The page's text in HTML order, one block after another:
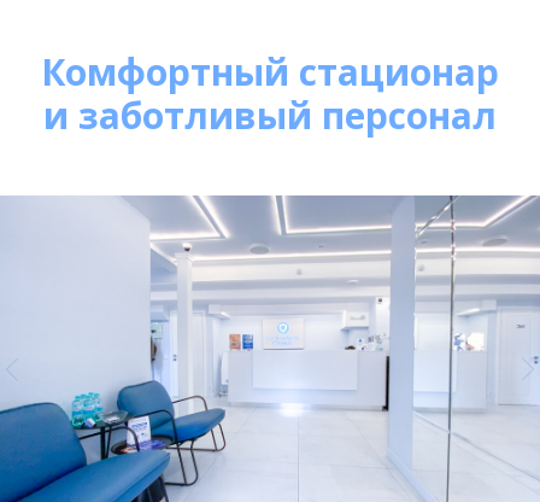
Комфортный стационар
и заботливый персонал